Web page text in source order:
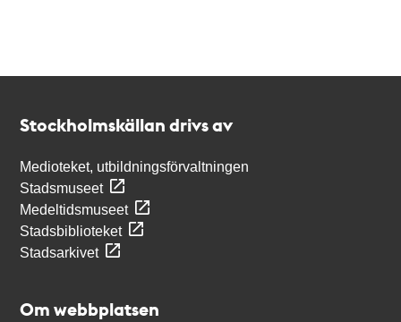
Stockholmskällan drivs av
Medioteket, utbildningsförvaltningen
Stadsmuseet
Medeltidsmuseet
Stadsbiblioteket
Stadsarkivet
Om webbplatsen